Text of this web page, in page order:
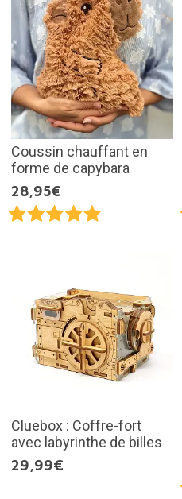
Coussin chauffant en
forme de capybara
28,95€
Cluebox : Coffre-fort
avec labyrinthe de billes
29,99€